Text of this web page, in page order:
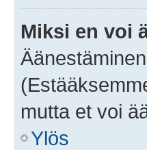
Miksi en voi
mutta et voi
Ylös